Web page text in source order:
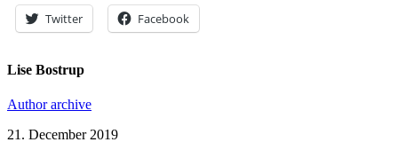
Twitter Facebook
Lise Bostrup
Author archive
21. December 2019